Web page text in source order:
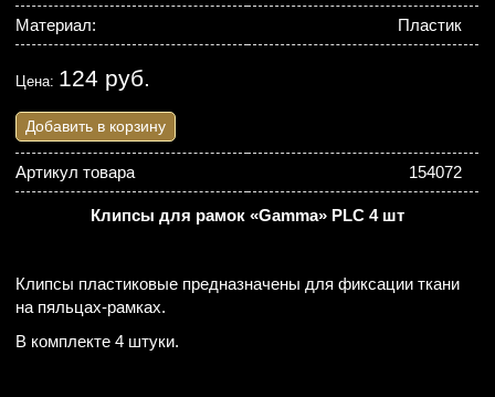
Материал: Пластик
Цена: 124 руб.
Добавить в корзину
Артикул товара 154072
Клипсы для рамок «Gamma» PLC 4 шт
Клипсы пластиковые предназначены для фиксации ткани
на пяльцах-рамках.
В комплекте 4 штуки.